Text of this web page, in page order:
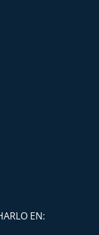
EN: